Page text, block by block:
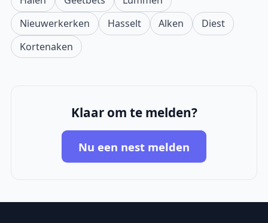
Nieuwerkerken
Hasselt Alken
Diest
Kortenaken
Klaar om te melden?
Nu een nest melden